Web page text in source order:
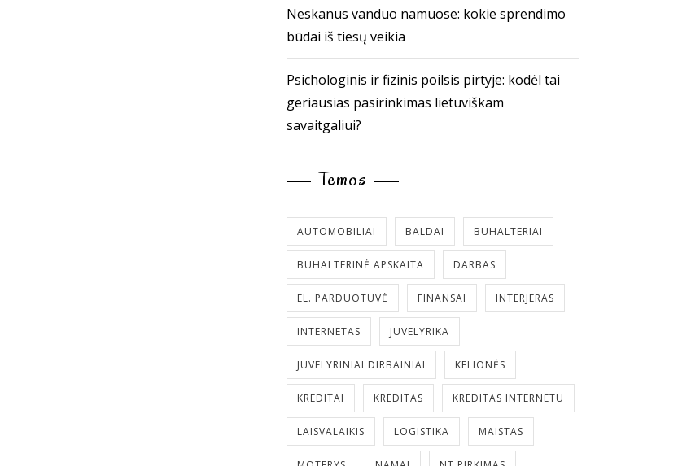
Neskanus vanduo namuose: kokie sprendimo
būdai iš tiesų veikia
Psichologinis ir fizinis poilsis pirtyje: kodėl tai
geriausias pasirinkimas lietuviškam
savaitgaliui?
Temos
AUTOMOBILIAI BALDAI BUHALTERIAI
BUHALTERINĖ APSKAITA DARBAS
EL. PARDUOTUVĖ FINANSAI INTERJERAS
INTERNETAS JUVELYRIKA
JUVELYRINIAI DIRBAINIAI KELIONĖS
KREDITAI KREDITAS KREDITAS INTERNETU
LAISVALAIKIS LOGISTIKA MAISTAS